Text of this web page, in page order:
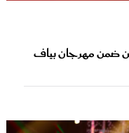
ضمن مهرجان بياف